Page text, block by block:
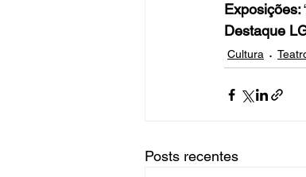
Exposições:
Destaque
Cultura
Posts recentes